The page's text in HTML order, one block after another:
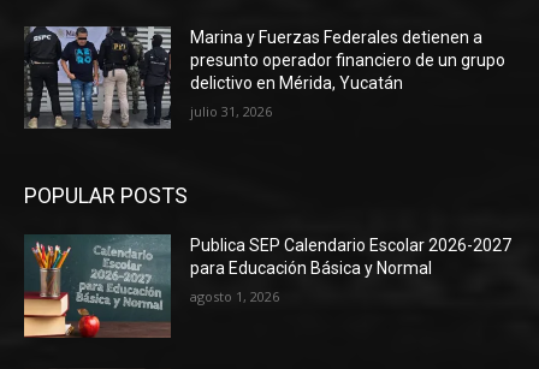
Marina y Fuerzas Federales detienen a
presunto operador financiero de un grupo
delictivo en Mérida, Yucatán
julio 31, 2026
POPULAR POSTS
Publica SEP Calendario Escolar 2026-2027
para Educación Básica y Normal
agosto 1, 2026